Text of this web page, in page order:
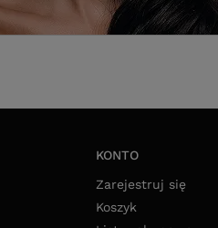
KONTO
Zarejestruj się
Koszyk